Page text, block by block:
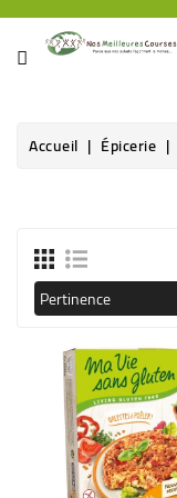
CATÉGORIE
ÉPICERIE
BOISSON
SOINS
SANTÉ
Accueil Épicerie
Pertinence